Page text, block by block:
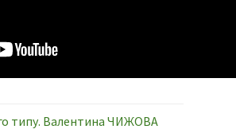
типу. Валентина ЧИЖОВА